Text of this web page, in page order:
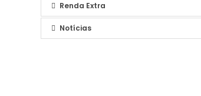
Renda Extra
Notícias